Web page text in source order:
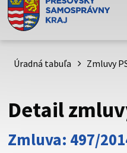
Doména psk.sk je oficiálna
Toto je oficiálna webová
psk.sk.
Buďte pozorní a vždy sa
cez zabezpečenú webovú
vždy začína https:// pred
Úradná tabuľa Zmluvy
Detail
Zmluva: 497/